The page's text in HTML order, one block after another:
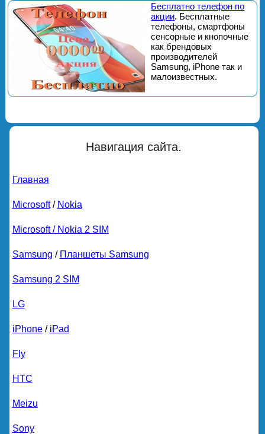
Бесплатно телефон по
акции. Бесплатные
телефоны, смартфоны
сенсорные и кнопочные
как брендовых
производителей
Samsung, iPhone так и
малоизвестных.
Навигация сайта.
Главная
Microsoft/ Nokia
Microsoft / Nokia 2 SIM
Samsung / Планшеты Samsung
Samsung 2 SIM
LG
iPhone/ iPad
Fly
HTC
Meizu
Sony